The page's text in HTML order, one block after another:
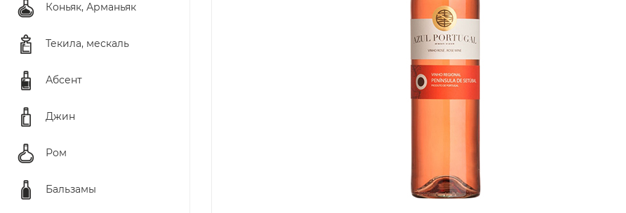
Коньяк, Арманьяк
Текила, мескаль
Абсент
Джин
Ром
Бальзамы